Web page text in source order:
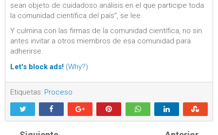
sean objeto de cuidadoso análisis en el que participe toda
la comunidad científica del país”, se lee.
Y culmina con las firmas de la comunidad científica, no sin
antes invitar a otros miembros de esa comunidad para
adherirse.
Let's block ads! (Why?)
Etiquetas: Proceso